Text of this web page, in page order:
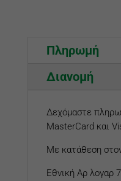
Πληρωμή
Διανομή
Δεχόμαστε
MasterCard και
Με κατάθεση
Εθνική Αρ λογαρ